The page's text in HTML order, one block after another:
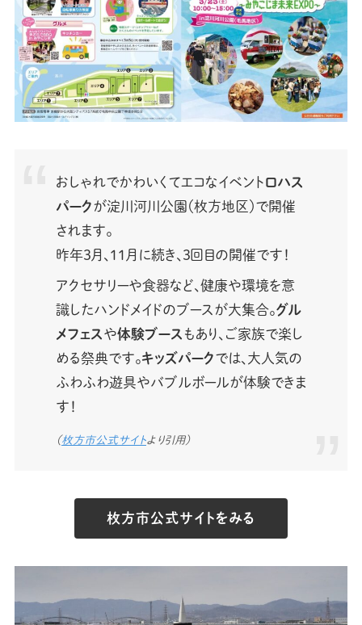
おしゃれでかわいくてエコなイベントロハス
パークが淀川河川公園（枚方地区）で開催
されます。
昨年3月、11月に続き、3回目の開催です！
アクセサリーや食器など、健康や環境を意
識したハンドメイドのブースが大集合。グル
メフェスや体験ブース もあり、ご家族で楽し
める祭典です。キッズパークでは、大人気の
ふわふわ遊具やバブルボールが体験できま
す！
（枚方市公式サイトより引用）
枚方市公式サイトをみる